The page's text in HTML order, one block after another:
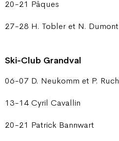
20-21 Pâques
27-28 H. Tobler et N. Dumont
Ski-Club Grandval
06-07 D. Neukomm et P. Ruch
13-14 Cyril Cavallin
20-21 Patrick Bannwart